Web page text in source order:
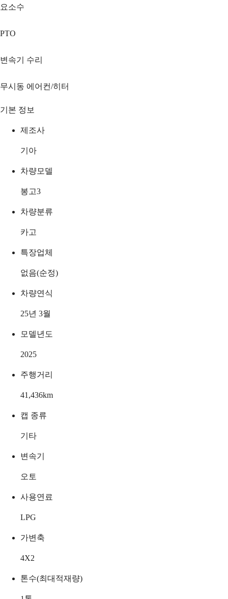
요소수
PTO
변속기 수리
무시동 에어컨/히터
기본 정보
제조사
기아
차량모델
봉고3
차량분류
카고
특장업체
없음(순정)
차량연식
25년 3월
모델년도
2025
주행거리
41,436km
캡 종류
기타
변속기
오토
사용연료
LPG
가변축
4X2
톤수(최대적재량)